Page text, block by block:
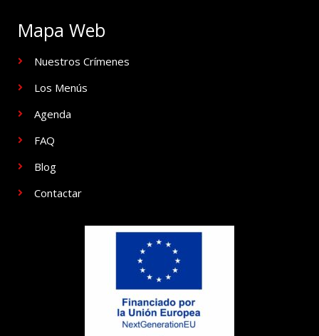
Mapa Web
Nuestros Crímenes
Los Menús
Agenda
FAQ
Blog
Contactar